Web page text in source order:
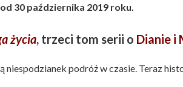
30 października 2019 roku.
życia, trzeci tom serii o Dianie i
niespodzianek podróż w czasie. Teraz